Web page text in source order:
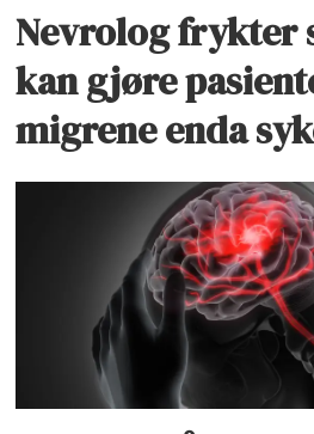
Nevrolog frykter
kan gjøre
migrene enda